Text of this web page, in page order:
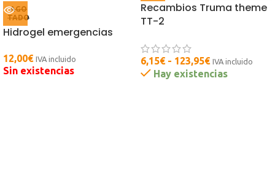
AGO
TADO
Hidrogel emergencias
12,00€ IVA incluido
Sin existencias
Recambios Truma theme
TT-2
6,15€ - 123,95€ IVA incluido
Hay existencias